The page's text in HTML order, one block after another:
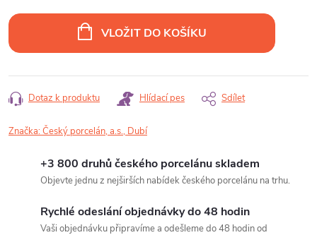
cena:
VLOŽIT DO KOŠÍKU
Dotaz k produktu Hlídací pes Sdílet
Značka:Český porcelán, a.s., Dubí
+3 800 druhů českého porcelánu skladem
Objevte jednu z nejširších nabídek českého porcelánu na trhu.
Rychlé odeslání objednávky do 48 hodin
Vaši objednávku připravíme a odešleme do 48 hodin od